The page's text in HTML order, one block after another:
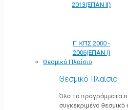
2013(ΕΠΑΝ ΙΙ)
Γ' ΚΠΣ 2000 -
2006(ΕΠΑΝ Ι)
Θεσμικό Πλαίσιο
Θεσμικό Πλαίσιο
Όλα τα προγράμματα
συγκεκριμένο θεσμικό